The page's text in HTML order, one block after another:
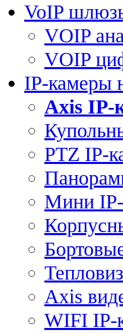
VoIP
VOIP
VOIP
IP-камеры
Axis IP-
PTZ IP-
Мини
Axis
WIFI IP-